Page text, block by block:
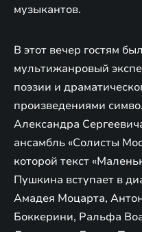
музыкантов.
В этот вечер гостям
мультижанровый
поэзии и
произведениями
Александра
ансамбль «Солисты
которой текст
Пушкина вступает в
Амадея Моцарта,
Боккерини, Ральфа